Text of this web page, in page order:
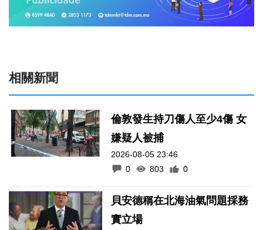
相關新聞
倫敦發生持刀傷人至少4傷 女
嫌疑人被捕
2026-08-05 23:46
0
803 0
貝安德稱在北海油氣問題採務
實立場